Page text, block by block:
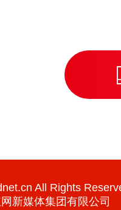
All Rights
新媒体集团有限公司